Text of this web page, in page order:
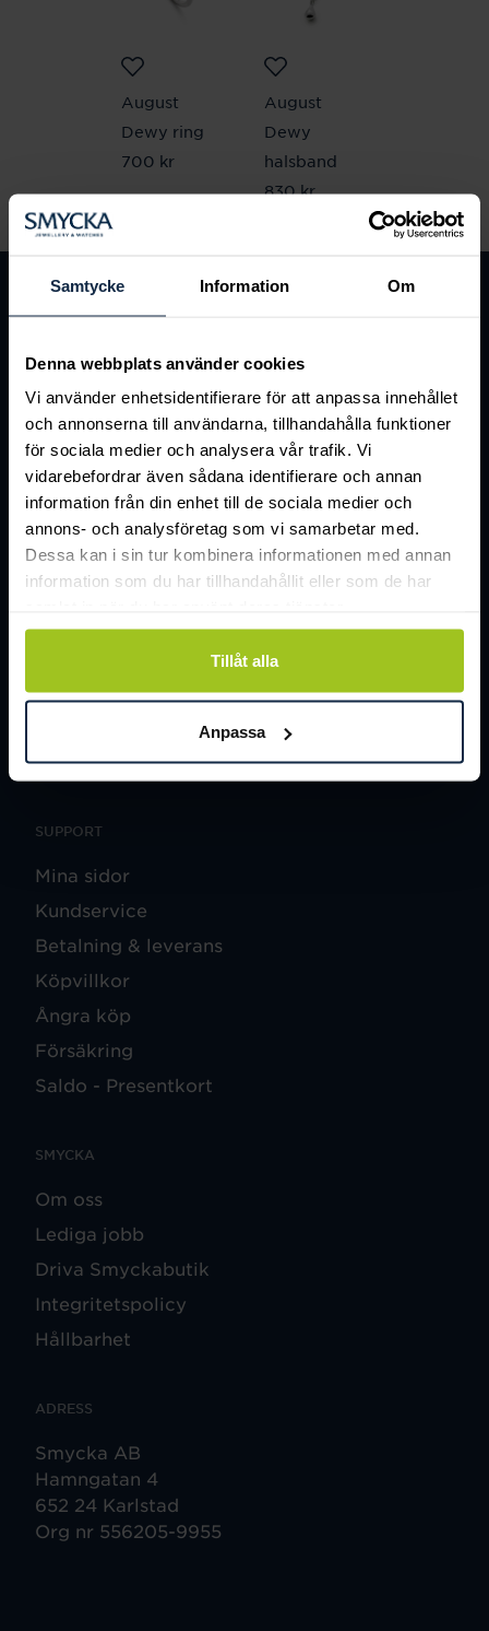
Samtycke Information Om
Denna webbplats använder cookies
Vi använder enhetsidentifierare för att anpassa innehållet
och annonserna till användarna, tillhandahålla funktioner
för sociala medier och analysera vår trafik. Vi
vidarebefordrar även sådana identifierare och annan
information från din enhet till de sociala medier och
annons- och analysföretag som vi samarbetar med.
Dessa kan i sin tur kombinera informationen med annan
information som du har tillhandahållit eller som de har
Tillåt alla
Anpassa
August
Dewy ring
Pris: 700 kr
700 kr
August
Dewy
halsband
Pris:830 kr
830 kr
SUPPORT
Mina sidor
Kundservice
Betalning & leverans
Köpvillkor
Ångra köp
Försäkring
Saldo - Presentkort
SMYCKA
Om oss
Lediga jobb
Driva Smyckabutik
Integritetspolicy
Hållbarhet
ADRESS
Smycka AB
Hamngatan 4
652 24 Karlstad
Org nr 556205-9955
Instagram